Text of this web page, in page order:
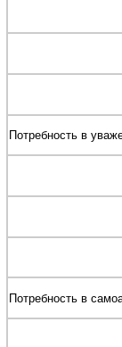
Потребность в
Потребность в